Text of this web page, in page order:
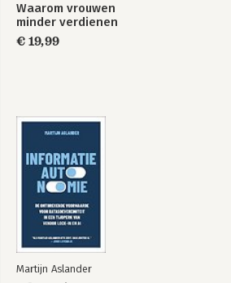
Waarom vrouwen
minder verdienen
€ 19,99
Martijn Aslander